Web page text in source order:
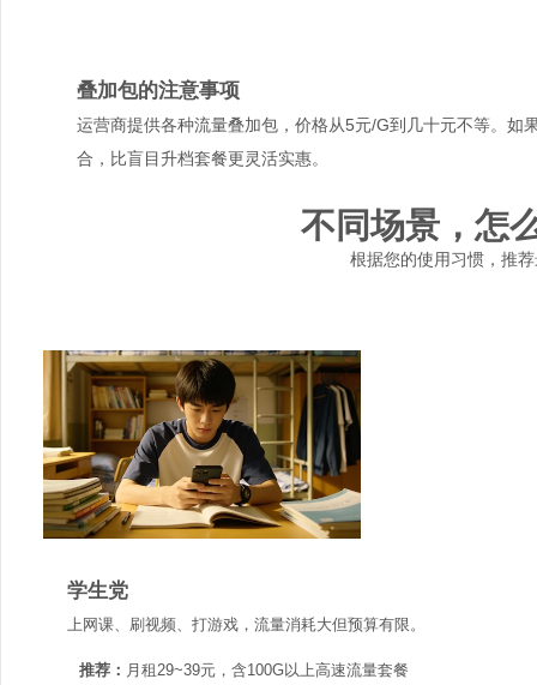
叠加包的注意事项
运营商提供各种流量叠加包，价格从5元/G到几十元不等。如
合，比盲目升档套餐更灵活实惠。
不同场景，怎
根据您的使用习惯，推
学生党
上网课、刷视频、打游戏，流量消耗大但预算有限。
推荐： 月租29~39元，含100G以上高速流量套餐